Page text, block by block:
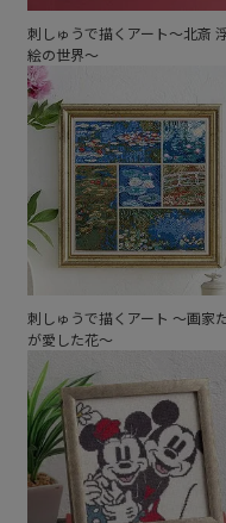
刺しゅうで描くアート～北斎
絵の世界～
刺しゅうで描くアート ～画家
が愛した花～